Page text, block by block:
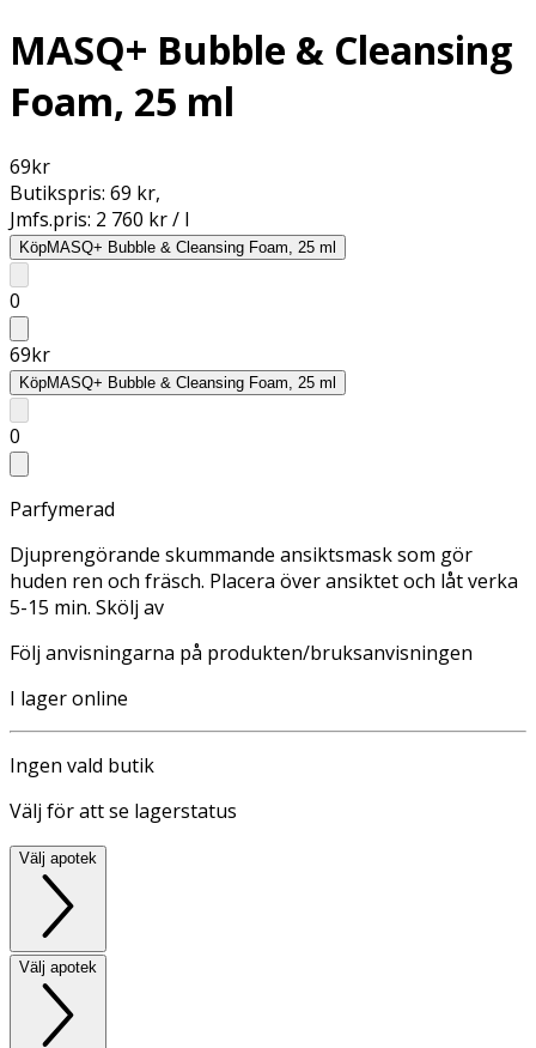
MASQ+ Bubble & Cleansing
Foam, 25 ml
69kr
Butikspris: 69 kr,
Jmfs.pris: 2 760 kr / l
KöpMASQ+ Bubble & Cleansing Foam, 25 ml
0
69kr
KöpMASQ+ Bubble & Cleansing Foam, 25 ml
0
Parfymerad
Djuprengörande skummande ansiktsmask som gör
huden ren och fräsch. Placera över ansiktet och låt verka
5-15 min. Skölj av
Följ anvisningarna på produkten/bruksanvisningen
I lager online
Ingen vald butik
Välj för att se lagerstatus
Välj apotek
Välj apotek